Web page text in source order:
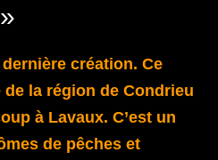
création. Ce
la région de Condrieu
à Lavaux. C’est un
de pêches et